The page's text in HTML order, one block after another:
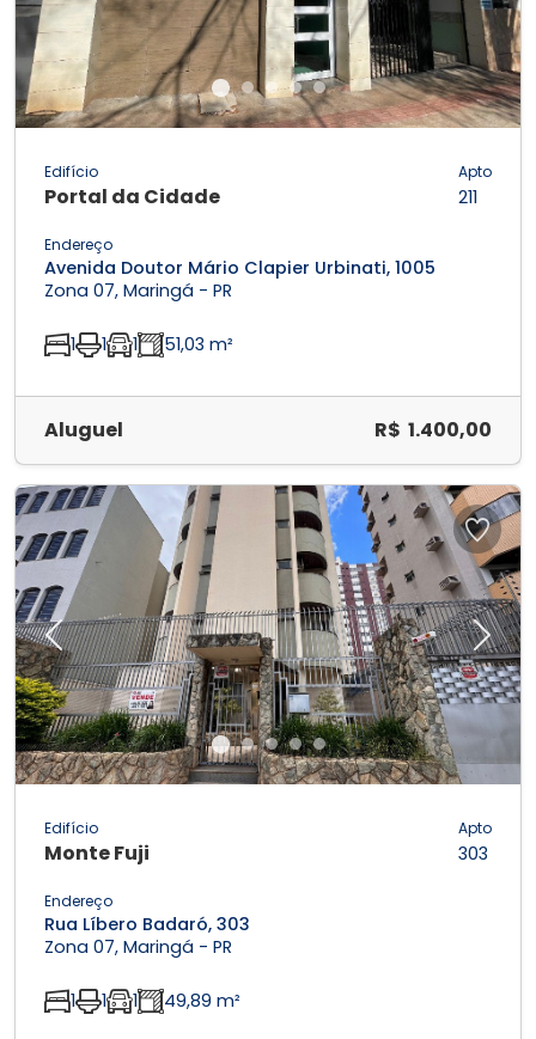
Edifício
Portal da Cidade
Apto
211
Endereço
Avenida Doutor Mário Clapier Urbinati, 1005
Zona 07, Maringá - PR
1 1 1 51,03 m²
Aluguel R$ 1.400,00
Previous Next
Edifício
Monte Fuji
Apto
303
Endereço
Rua Líbero Badaró, 303
Zona 07, Maringá - PR
1 1 1 49,89 m²